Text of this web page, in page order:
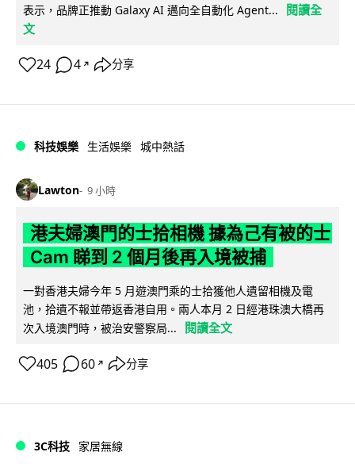
表示，品牌正推動 Galaxy AI 邁向全自動化 Agent...
閱讀全
文
24 4 ↗ 分享
科技娛樂 生活娛樂 城中熱話
Lawton 9 小時
港夫婦澳門的士拾相機 據為己有被的士
Cam 睇到 2 個月後再入境被捕
一對香港夫婦今年 5 月遊澳門乘的士拾獲他人遺留相機及電
池，拾遺不報並帶返香港自用。兩人本月 2 日經港珠澳大橋再
次入境澳門時，被治安警察局...
閱讀全文
405 60 ↗ 分享
3C科技 家居無線